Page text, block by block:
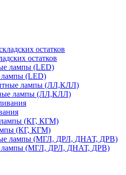
остатков
лампы (LED)
лампы (ЛЛ,КЛЛ)
(КГ, КГМ)
лампы (МГЛ, ДРЛ, ДНАТ, ДРВ)